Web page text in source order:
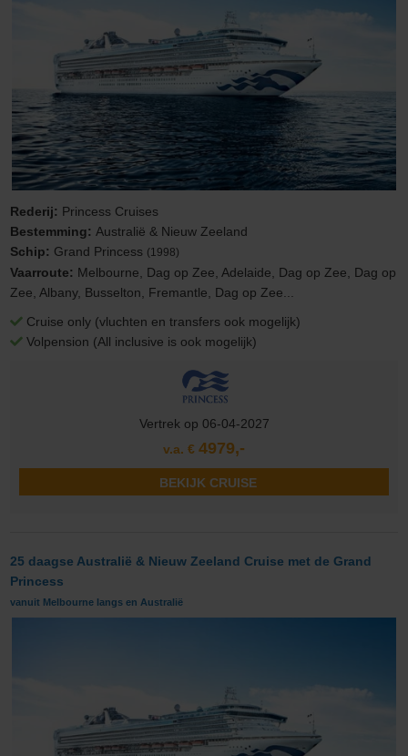
Rederij: Princess Cruises
Bestemming: Australië & Nieuw Zeeland
Schip: Grand Princess (1998)
Vaarroute: Melbourne, Dag op Zee, Adelaide, Dag op Zee, Dag op
Zee, Albany, Busselton, Fremantle, Dag op Zee...
Cruise only (vluchten en transfers ook mogelijk)
Volpension (All inclusive is ook mogelijk)
Vertrek op 06-04-2027
v.a. € 4979,-
BEKIJK CRUISE
25 daagse Australië & Nieuw Zeeland Cruise met de Grand
Princess
vanuit Melbourne langs en Australië